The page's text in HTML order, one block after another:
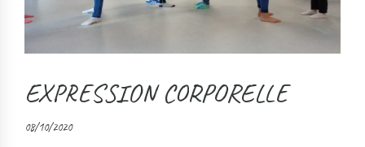
EXPRESSION CORPORELLE
08/10/2020